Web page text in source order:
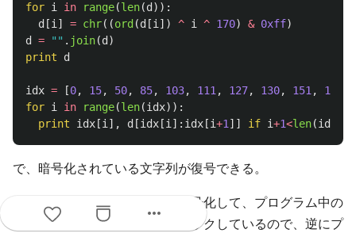
for i in range(len(d )):
d [i] = chr((ord (d [i]) ^ i ^ 170) & 0xff)
d
= "" . join(d )
print
d
idx = [0, 15, 50, 85, 103, 111, 127, 130, 151, 156
for i in range(len(idx)):
print
idx [i], d [idx [i]: idx [i+1]] if i+1<len(idx
で、暗号化されている文字列が復号できる。
アクティベーションコードを暗号化して、プログラム中の
文字列と一致しているかをチェックしているので、逆にプ
more_horiz